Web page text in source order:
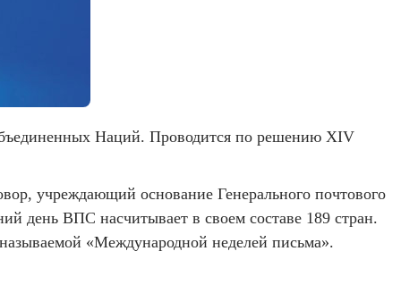
Наций. Проводится по решению XIV
учреждающий основание Генерального почтового
день ВПС насчитывает в своем составе 189 стран.
«Международной неделей письма».